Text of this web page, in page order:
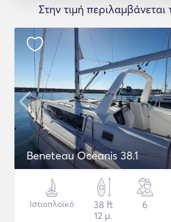
Στην τιμή
Beneteau Oceanis 38.1
Ιστιοπλοϊκό
38 ft
12 μ.
6